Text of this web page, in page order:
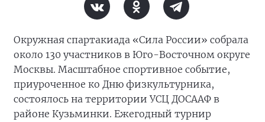
Окружная спартакиада «Сила России» собрала
около 130 участников в Юго-Восточном округе
Москвы. Масштабное спортивное событие,
приуроченное ко Дню физкультурника,
состоялось на территории УСЦ ДОСААФ в
районе Кузьминки. Ежегодный турнир